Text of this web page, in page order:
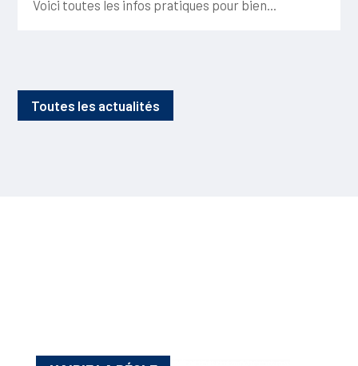
Voici toutes les infos pratiques pour bien...
Toutes les actualités